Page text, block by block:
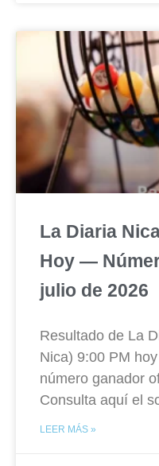
La Diaria
Hoy —
julio de 2026
Resultado de La
Nica) 9:00 PM
número ganador
Consulta aquí el
LEER MÁS »